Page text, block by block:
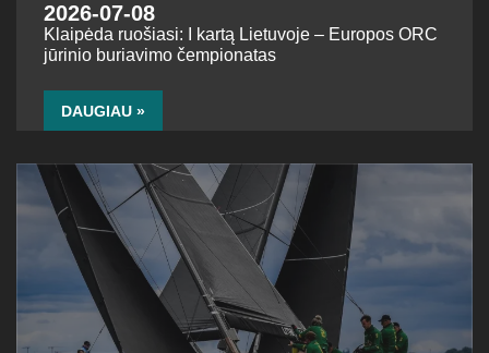
2026-07-08
Klaipėda ruošiasi: I kartą Lietuvoje – Europos ORC
jūrinio buriavimo čempionatas
DAUGIAU »